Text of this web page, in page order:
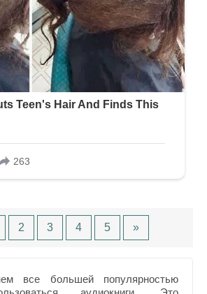
2 3 4 5 »
все большей популярностью